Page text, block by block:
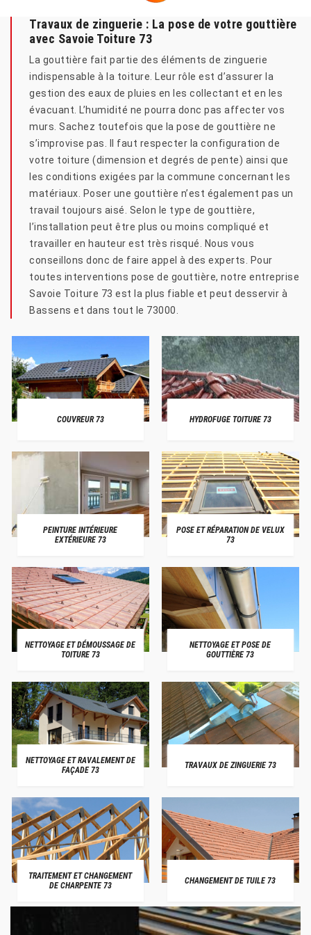
Travaux de zinguerie : La pose de votre gouttière
avec Savoie Toiture 73
La gouttière fait partie des éléments de zinguerie
indispensable à la toiture. Leur rôle est d’assurer la
gestion des eaux de pluies en les collectant et en les
évacuant. L’humidité ne pourra donc pas affecter vos
murs. Sachez toutefois que la pose de gouttière ne
s’improvise pas. Il faut respecter la configuration de
votre toiture (dimension et degrés de pente) ainsi que
les conditions exigées par la commune concernant les
matériaux. Poser une gouttière n’est également pas un
travail toujours aisé. Selon le type de gouttière,
l’installation peut être plus ou moins compliqué et
travailler en hauteur est très risqué. Nous vous
conseillons donc de faire appel à des experts. Pour
toutes interventions pose de gouttière, notre entreprise
Savoie Toiture 73 est la plus fiable et peut desservir à
Bassens et dans tout le 73000.
COUVREUR 73 HYDROFUGE TOITURE 73
PEINTURE INTÉRIEURE
EXTÉRIEURE 73
POSE ET RÉPARATION DE VELUX
73
NETTOYAGE ET DÉMOUSSAGE DE
TOITURE 73
NETTOYAGE ET POSE DE
GOUTTIÈRE 73
NETTOYAGE ET RAVALEMENT DE
FAÇADE 73
TRAVAUX DE ZINGUERIE 73
TRAITEMENT ET CHANGEMENT
DE CHARPENTE 73
CHANGEMENT DE TUILE 73